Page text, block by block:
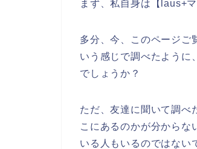
まず、私自身は【laus+
多分、今、このページご
いう感じで調べたように
でしょうか？
ただ、友達に聞いて調べ
こにあるのかが分からな
いる人もいるのではない